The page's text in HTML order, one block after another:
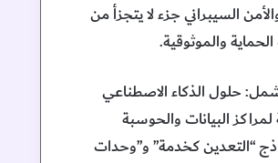
السيبراني جزء لا يتجزأ من
والموثوقية.
تشمل: حلول الذكاء الاصطناعي
البيانات والحوسبة
“التعدين كخدمة” و”وحدات